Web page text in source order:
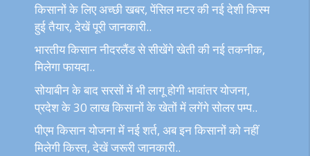
किसानों के लिए अच्छी खबर, पेंसिल मटर की नई देशी किस्म
हुई तैयार, देखें पूरी जानकारी..
भारतीय किसान नीदरलैंड से सीखेंगे खेती की नई तकनीक,
मिलेगा फायदा..
सोयाबीन के बाद सरसों में भी लागू होगी भावांतर योजना,
प्रदेश के 30 लाख किसानों के खेतों में लगेंगे सोलर पम्प..
पीएम किसान योजना में नई शर्त, अब इन किसानों को नहीं
मिलेगी किस्त, देखें जरूरी जानकारी..